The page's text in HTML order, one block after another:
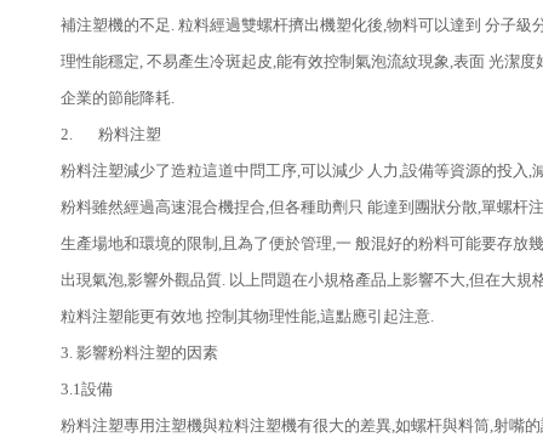
補注塑機的不足. 粒料經過雙螺杆擠出機塑化後,物料可以達到 分子
理性能穩定, 不易產生冷斑起皮,能有效控制氣泡流紋現象,表面 光潔
企業的節能降耗.
2. 粉料注塑
粉料注塑減少了造粒這道中問工序,可以減少 人力,設備等資源的投入
粉料雖然經過高速混合機捏合,但各種助劑只 能達到團狀分散,單螺杆
生產場地和環境的限制,且為了便於管理,一 般混好的粉料可能要存放
出現氣泡,影響外觀品質. 以上問題在小規格產品上影響不大,但在大
粒料注塑能更有效地 控制其物理性能,這點應引起注意.
3. 影響粉料注塑的因素
3.1設備
粉料注塑專用注塑機與粒料注塑機有很大的差異,如螺杆與料筒,射嘴